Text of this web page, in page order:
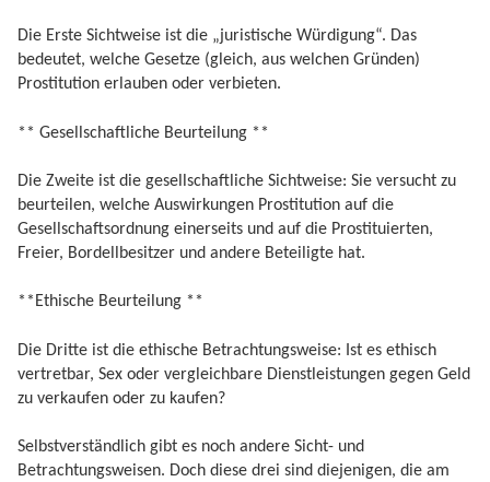
Die Erste Sichtweise ist die „juristische Würdigung“. Das
bedeutet, welche Gesetze (gleich, aus welchen Gründen)
Prostitution erlauben oder verbieten.
** Gesellschaftliche Beurteilung **
Die Zweite ist die gesellschaftliche Sichtweise: Sie versucht zu
beurteilen, welche Auswirkungen Prostitution auf die
Gesellschaftsordnung einerseits und auf die Prostituierten,
Freier, Bordellbesitzer und andere Beteiligte hat.
**Ethische Beurteilung **
Die Dritte ist die ethische Betrachtungsweise: Ist es ethisch
vertretbar, Sex oder vergleichbare Dienstleistungen gegen Geld
zu verkaufen oder zu kaufen?
Selbstverständlich gibt es noch andere Sicht- und
Betrachtungsweisen. Doch diese drei sind diejenigen, die am